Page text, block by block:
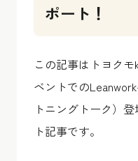
ポート！
この記事はトヨク
ベントでの
トニングトーク）
ト記事です。